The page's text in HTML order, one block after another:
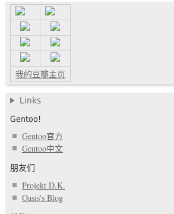
我的豆瓣主页
Links
Gentoo!
Gentoo官方
Gentoo中文
朋友们
Projekt D.K.
Oasis's Blog